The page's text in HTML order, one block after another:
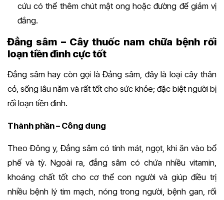
cứu có thể thêm chút mật ong hoặc đường để giảm vị
đắng.
Đẳng sâm – Cây thuốc nam chữa bệnh rối
loạn tiền đình cực tốt
Đẳng sâm hay còn gọi là Đảng sâm, đây là loại cây thân
cỏ, sống lâu năm và rất tốt cho sức khỏe; đặc biệt người bị
rối loạn tiền đình.
Thành phần – Công dung
Theo Đông y, Đẳng sâm có tính mát, ngọt, khi ăn vào bổ
phế và tỳ. Ngoài ra, đẳng sâm có chứa nhiều vitamin,
khoáng chất tốt cho cơ thể con người và giúp điều trị
nhiều bệnh lý tim mạch, nóng trong người, bệnh gan, rối